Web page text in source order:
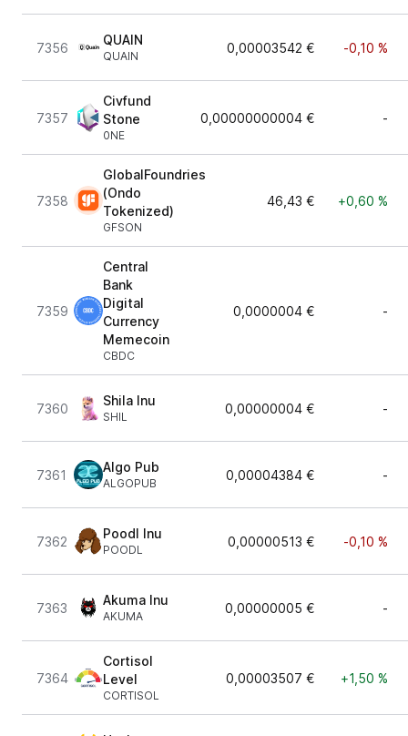
7356
QUAIN
QUAIN
0,00003542 € -0,10 %
7357
Civfund
Stone
0NE
0,00000000004 € -
7358
GlobalFoundries
(Ondo
Tokenized)
GFSON
46,43 € +0,60 %
7359
Central
Bank
Digital
Currency
Memecoin
CBDC
0,0000004 € -
7360
Shila Inu
SHIL
0,00000004 € -
7361
Algo Pub
ALGOPUB
0,00004384 € -
7362
Poodl Inu
POODL
0,00000513 € -0,10 %
7363
Akuma Inu
AKUMA
0,00000005 € -
7364
Cortisol
Level
CORTISOL
0,00003507 € +1,50 %